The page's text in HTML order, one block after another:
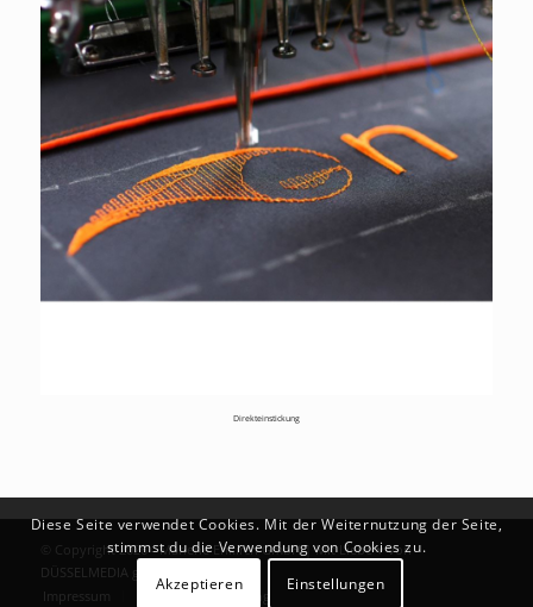
Direkteinstickung
© Copyright 2026 - Marlene Enkirch GmbH | Mit Liebe ♥ von
DÜSSELMEDIA
Impressum
Datenschutzerklärung
Diese Seite verwendet Cookies. Mit der Weiternutzung der Seite,
stimmst du die Verwendung von Cookies zu.
Akzeptieren
Einstellungen